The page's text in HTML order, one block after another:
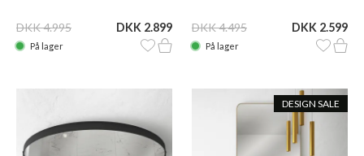
DKK 4.995 DKK 2.899
På lager
DKK 4.495 DKK 2.599
På lager
DESIGN SALE